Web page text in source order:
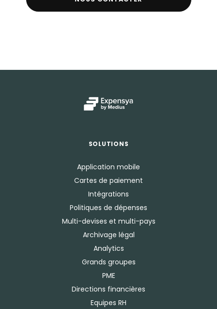
SOLUTIONS
Application mobile
Cartes de paiement
Intégrations
Politiques de dépenses
Multi-devises et multi-pays
Archivage légal
Analytics
Grands groupes
PME
Directions financières
Equipes RH